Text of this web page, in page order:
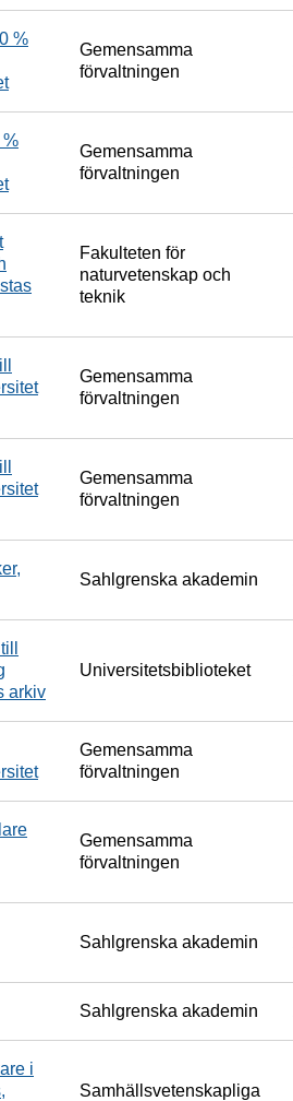
%
Gemensamma
förvaltningen
%
Gemensamma
förvaltningen
Fakulteten för
naturvetenskap och
teknik
Gemensamma
förvaltningen
Gemensamma
förvaltningen
Sahlgrenska akademin
arkiv
Universitetsbiblioteket
Gemensamma
förvaltningen
Gemensamma
förvaltningen
Sahlgrenska akademin
Sahlgrenska akademin
i
Samhällsvetenskapliga